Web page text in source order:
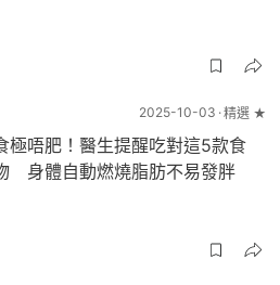
2025-10-03 精選 ★
極唔肥！醫生提醒吃對這5款食
身體自動燃燒脂肪不易發胖